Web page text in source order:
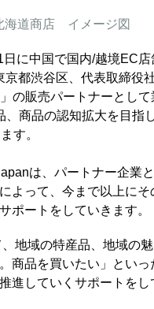
に中国で国内/越境EC
都渋谷区、代表取締
販売パートナーとして
商品の認知拡大を目指
す。
は、パートナー企業
よって、今まで以上に
ポートをしていきます。
域の特産品、地域の
商品を買いたい」とい
進していくサポートをし